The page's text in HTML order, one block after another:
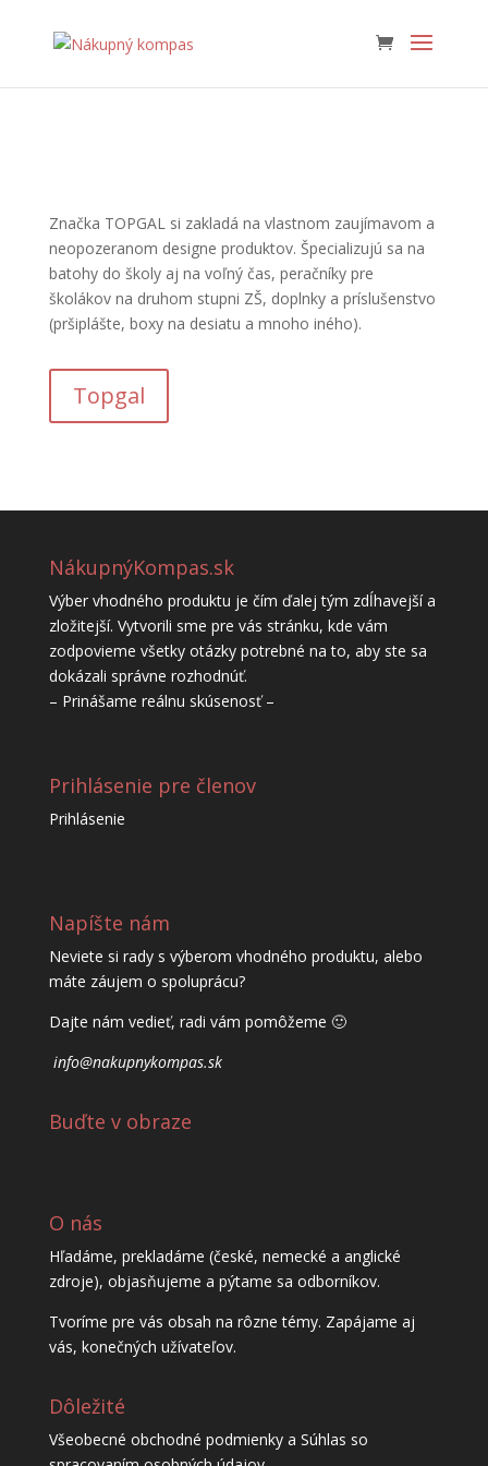
Značka TOPGAL si zakladá na vlastnom zaujímavom a
neopozeranom designe produktov. Špecializujú sa na
batohy do školy aj na voľný čas, peračníky pre
školákov na druhom stupni ZŠ, doplnky a príslušenstvo
(pršiplášte, boxy na desiatu a mnoho iného).
Topgal
NákupnýKompas.sk
Výber vhodného produktu je čím ďalej tým zdĺhavejší a
zložitejší. Vytvorili sme pre vás stránku, kde vám
zodpovieme všetky otázky potrebné na to, aby ste sa
dokázali správne rozhodnúť.
– Prinášame reálnu skúsenosť –
Prihlásenie pre členov
Prihlásenie
Napíšte nám
Neviete si rady s výberom vhodného produktu, alebo
máte záujem o spoluprácu?
Dajte nám vedieť, radi vám pomôžeme 🙂
info@nakupnykompas.sk
Buďte v obraze
O nás
Hľadáme, prekladáme (české, nemecké a anglické
zdroje), objasňujeme a pýtame sa odborníkov.
Tvoríme pre vás obsah na rôzne témy. Zapájame aj
vás, konečných užívateľov.
Dôležité
Všeobecné obchodné podmienky a Súhlas so